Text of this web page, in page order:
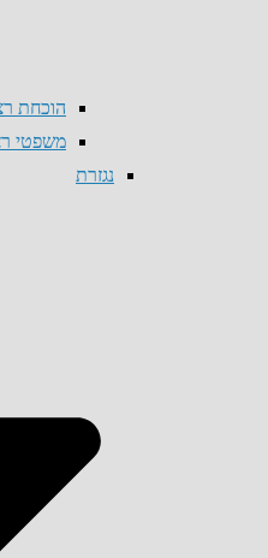
הוכחת
משפטי
נגזרת